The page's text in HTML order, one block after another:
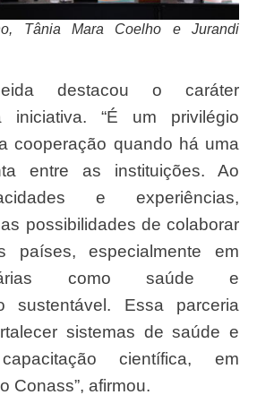
Tânia Mara Coelho e Jurandi
iniciativa. “É um privilégio
cooperação quando há uma
entre as instituições. Ao
e experiências,
possibilidades de colaborar
países, especialmente em
como saúde e
sustentável. Essa parceria
sistemas de saúde e
científica, em
Conass”, afirmou.